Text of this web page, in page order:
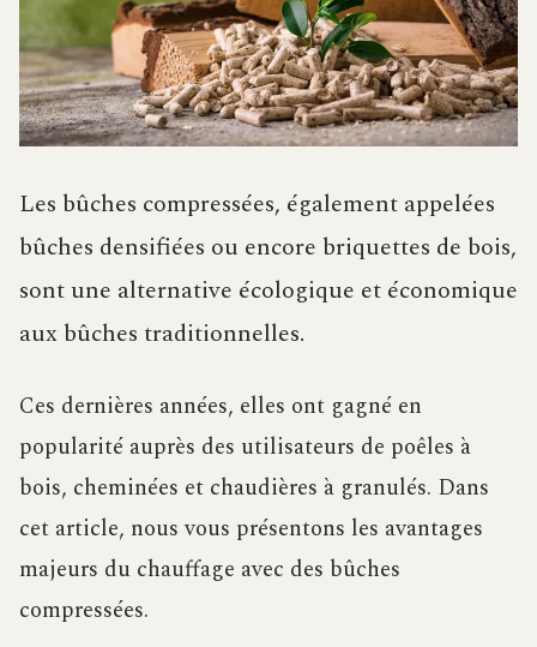
Les bûches compressées, également appelées
bûches densifiées ou encore briquettes de bois,
sont une alternative écologique et économique
aux bûches traditionnelles.
Ces dernières années, elles ont gagné en
popularité auprès des utilisateurs de poêles à
bois, cheminées et chaudières à granulés. Dans
cet article, nous vous présentons les avantages
majeurs du chauffage avec des bûches
compressées.